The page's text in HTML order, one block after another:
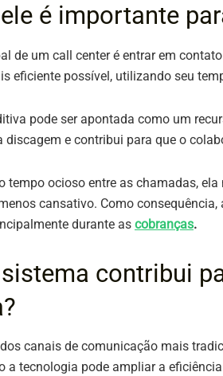
é importante
de um call center é entrar em
eficiente possível, utilizando seu
pode ser apontada como um
discagem e contribui para que o
tempo ocioso entre as chamadas,
cansativo. Como
durante as cobranças.
contribui
canais de comunicação mais
a tecnologia pode ampliar a